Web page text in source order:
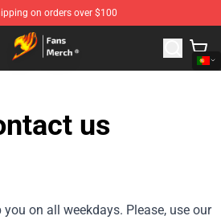
on orders over $100
Fairy Tail Merchandise Shop
us
on all weekdays. Please, use our